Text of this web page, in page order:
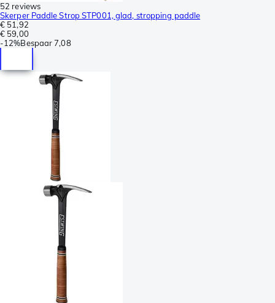
52 reviews
Skerper Paddle Strop STP001, glad, stropping paddle
€ 51,92
€ 59,00
-12%Bespaar 7,08